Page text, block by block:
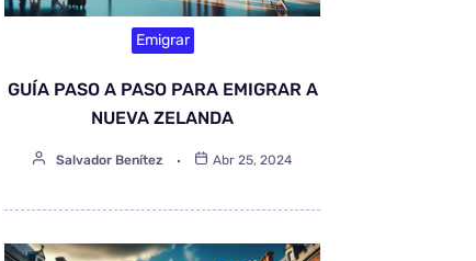
Emigrar
GUÍA PASO A PASO PARA EMIGRAR A
NUEVA ZELANDA
Salvador Benítez Abr 25, 2024